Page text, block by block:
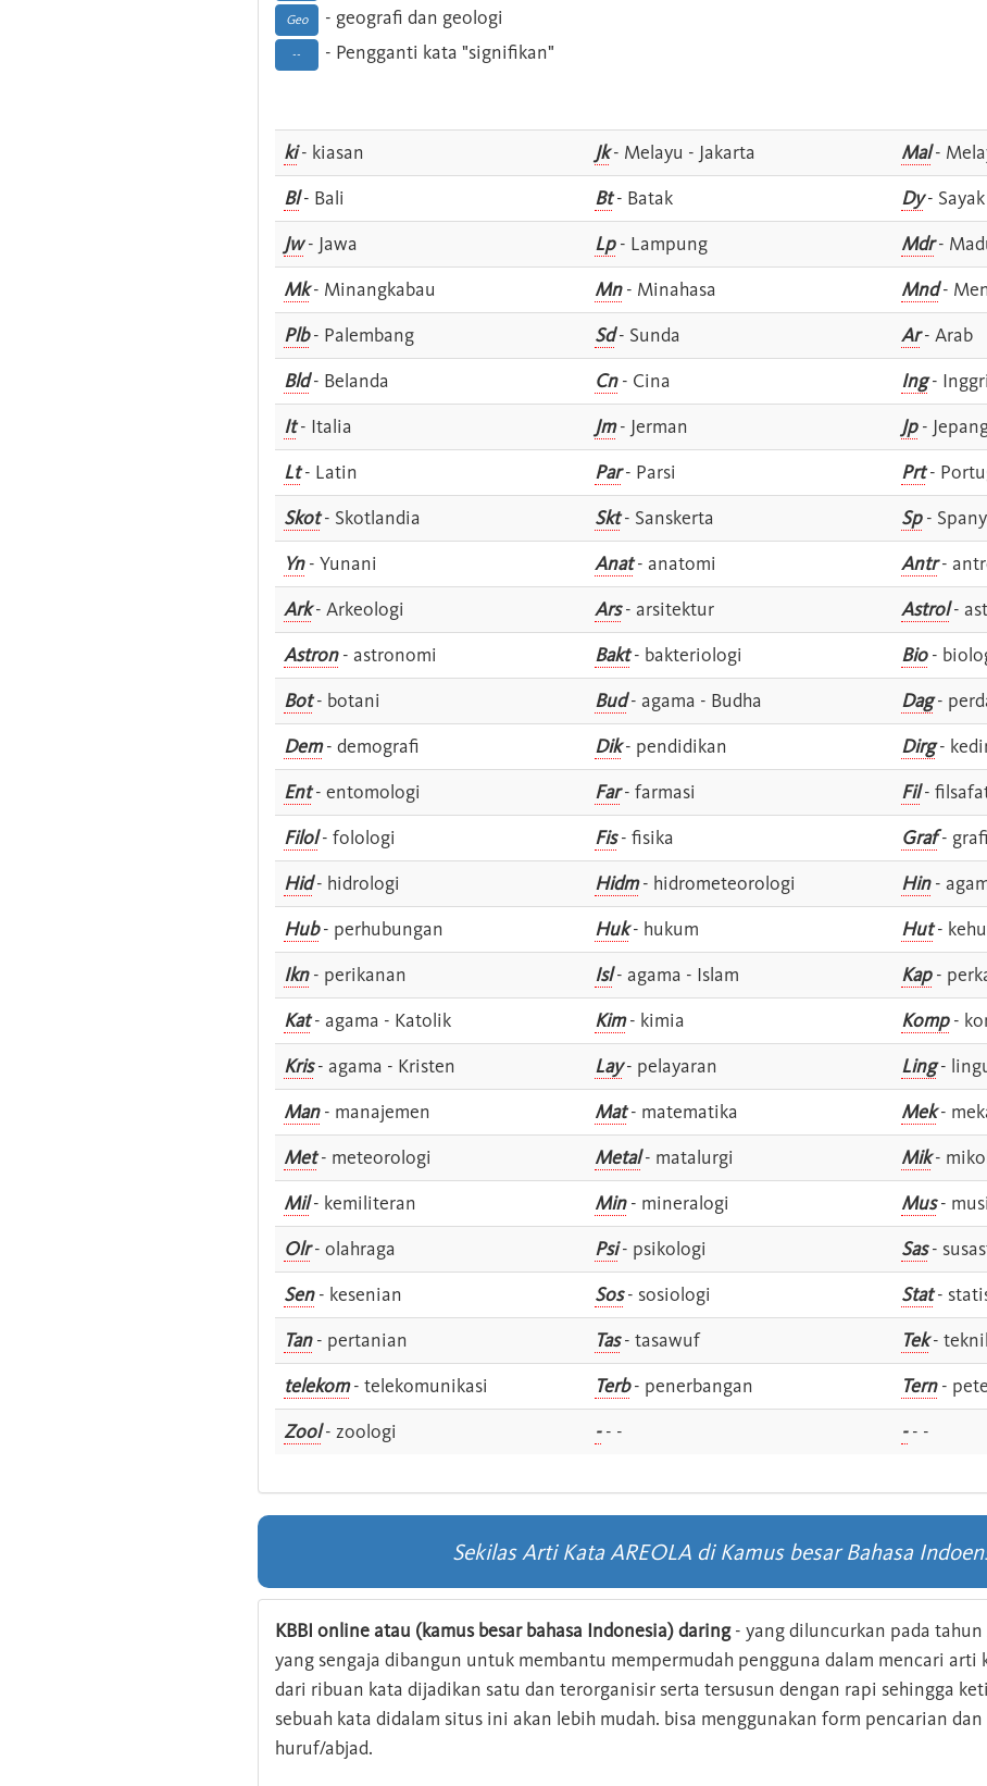
Geo - geografi dan geologi
-- - Pengganti kata "signifikan"
ki- kiasan Jk- Melayu - Jakarta Mal-
Bl- Bali Bt- Batak Dy- Sayak
Jw- Jawa Lp- Lampung Mdr-
Mk- Minangkabau Mn- Minahasa Mnd-
Plb- Palembang Sd- Sunda Ar- Arab
Bld- Belanda Cn- Cina Ing-
It- Italia Jm- Jerman Jp-
Lt- Latin Par- Parsi Prt-
Skot- Skotlandia Skt- Sanskerta Sp-
Yn- Yunani Anat- anatomi Antr-
Ark- Arkeologi Ars- arsitektur Astrol-
Astron- astronomi Bakt- bakteriologi Bio-
Bot- botani Bud- agama - Budha Dag-
Dem- demografi Dik- pendidikan Dirg-
Ent- entomologi Far- farmasi Fil-
Filol- folologi Fis- fisika Graf-
Hid- hidrologi Hidm- hidrometeorologi Hin-
Hub- perhubungan Huk- hukum Hut-
Ikn- perikanan Isl- agama - Islam Kap-
Kat- agama - Katolik Kim- kimia Komp-
Kris- agama - Kristen Lay- pelayaran Ling-
Man- manajemen Mat- matematika Mek-
Met- meteorologi Metal- matalurgi Mik-
Mil- kemiliteran Min- mineralogi Mus-
Olr- olahraga Psi- psikologi Sas-
Sen- kesenian Sos- sosiologi Stat-
Tan- pertanian Tas- tasawuf Tek-
telekom- telekomunikasi Terb- penerbangan Tern-
Zool- zoologi -- - -- -
Sekilas Arti Kata AREOLA di Kamus besar Bahasa
KBBI online atau (kamus besar bahasa Indonesia) daring- yang diluncurkan pada tahun
yang sengaja dibangun untuk membantu mempermudah pengguna dalam mencari arti
dari ribuan kata dijadikan satu dan terorganisir serta tersusun dengan rapi sehingga
sebuah kata didalam situs ini akan lebih mudah. bisa menggunakan form pencarian
huruf/abjad.